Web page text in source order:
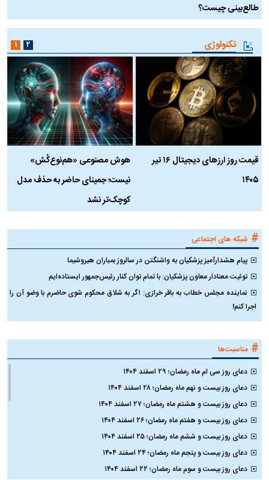
طالع‌بینی چیست؟
تکنولوژی
قیمت روز ارز‌های دیجیتال ۱۶ تیر
۱۴۰۵
هوش مصنوعی «هم‌نوع‌کُش»
نیست؛ جمینای حاضر به حذف مدل
کوچک‌تر نشد
۱ ۲
# شبکه های اجتماعی
پیام هشدارآمیز پزشکیان به واشنگتن در سالروز بمباران هیروشیما
توئیت معنادار معاون پزشکیان: با تمام توان کنار رئیس‌جمهور ایستاده‌ایم
نماینده مجلس خطاب به باقر خرازی: اگر به شلاق محکوم شوی حاضرم با وضو آن را
اجرا کنم!
# مناسبت‌ها
دعای روز سی ام ماه رمضان؛ ۲۹ اسفند ۱۴۰۴
دعای روز بیست و نهم ماه رمضان؛ ۲۸ اسفند ۱۴۰۴
دعای روز بیست و هشتم ماه رمضان؛ ۲۷ اسفند ۱۴۰۴
دعای روز بیست و هفتم ماه رمضان؛ ۲۶ اسفند ۱۴۰۴
دعای روز بیست و ششم ماه رمضان؛ ۲۵ اسفند ۱۴۰۴
دعای روز بیست و پنجم ماه رمضان؛ ۲۴ اسفند ۱۴۰۴
دعای روز بیست و سوم ماه رمضان؛ ۲۲ اسفند ۱۴۰۴